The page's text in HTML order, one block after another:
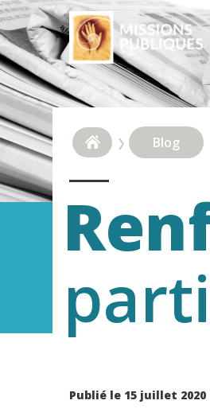
Blog
Publié le 15 juillet 2020